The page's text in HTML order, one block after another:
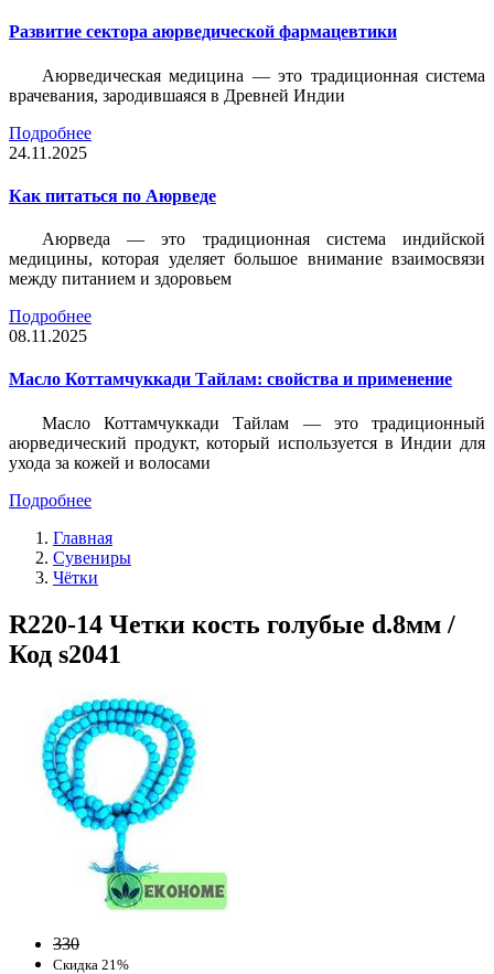
Развитие сектора аюрведической фармацевтики
Аюрведическая медицина — это традиционная система
врачевания, зародившаяся в Древней Индии
Подробнее
24.11.2025
Как питаться по Аюрведе
Аюрведа — это традиционная система индийской
медицины, которая уделяет большое внимание взаимосвязи
между питанием и здоровьем
Подробнее
08.11.2025
Масло Коттамчуккади Тайлам: свойства и применение
Масло Коттамчуккади Тайлам — это традиционный
аюрведический продукт, который используется в Индии для
ухода за кожей и волосами
Подробнее
Главная
Сувениры
Чётки
R220-14 Четки кость голубые d.8мм /
Код s2041
330
Скидка 21%